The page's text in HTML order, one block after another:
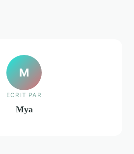
M
ECRIT PAR
Mya